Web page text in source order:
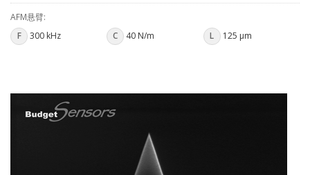
AFM悬臂:
F
300 kHz C 40 N/m L 125 µm